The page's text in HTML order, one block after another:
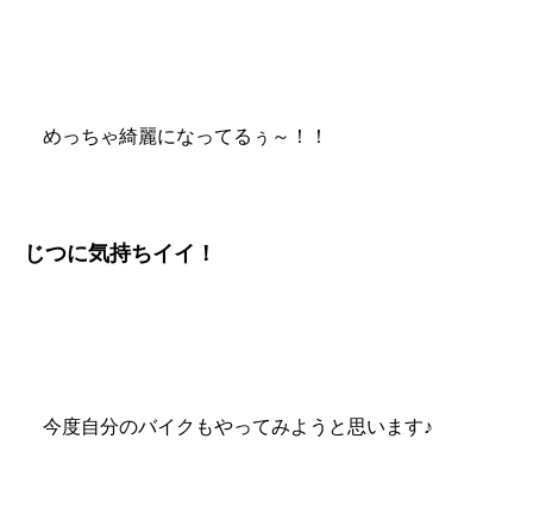
めっちゃ綺麗になってるぅ～！！
じつに気持ちイイ！
今度自分のバイクもやってみようと思います♪